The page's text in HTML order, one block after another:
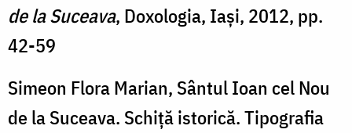
de la Suceava, Doxologia, Iași, 2012, pp.
42-59
Simeon Flora Marian, Sântul Ioan cel Nou
de la Suceava. Schiță istorică. Tipografia